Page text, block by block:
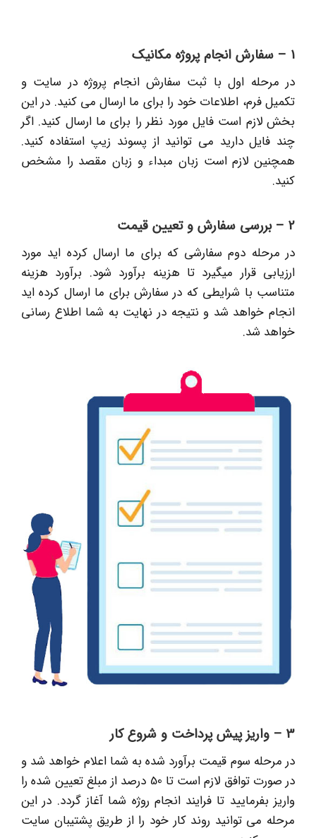
1 – سفارش انجام پروژه مکانیک
در مرحله اول با ثبت سفارش انجام پروژه در سایت و
تکمیل فرم، اطلاعات خود را برای ما ارسال می کنید. در این
بخش لازم است فایل مورد نظر را برای ما ارسال کنید. اگر
چند فایل دارید می توانید از پسوند زیپ استفاده کنید.
همچنین لازم است زبان مبداء و زبان مقصد را مشخص
کنید.
2 – بررسی سفارش و تعیین قیمت
در مرحله دوم سفارشی که برای ما ارسال کرده اید مورد
ارزیابی قرار میگیرد تا هزینه برآورد شود. برآورد هزینه
متناسب با شرایطی که در سفارش برای ما ارسال کرده اید
انجام خواهد شد و نتیجه در نهایت به شما اطلاع رسانی
خواهد شد.
3 – واریز پیش پرداخت و شروع کار
در مرحله سوم قیمت برآورد شده به شما اعلام خواهد شد و
در صورت توافق لازم است تا 50 درصد از مبلغ تعیین شده را
واریز بفرمایید تا فرایند انجام روژه شما آغاز گردد. در این
مرحله می توانید روند کار خود را از طریق پشتیبان سایت